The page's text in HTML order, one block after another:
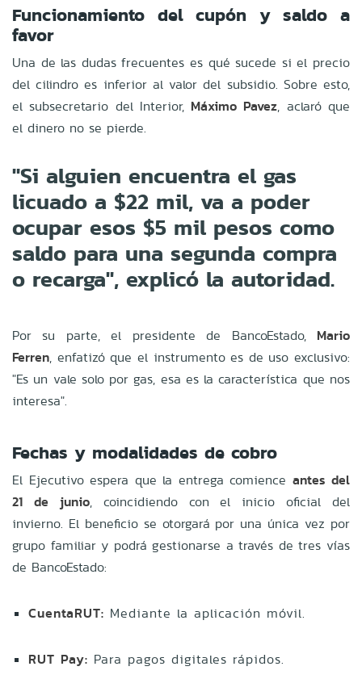
Funcionamiento del cupón y saldo a
favor
Una de las dudas frecuentes es qué sucede si el precio
del cilindro es inferior al valor del subsidio. Sobre esto,
el subsecretario del Interior, Máximo Pavez, aclaró que
el dinero no se pierde.
"Si alguien encuentra el gas
licuado a $22 mil, va a poder
ocupar esos $5 mil pesos como
saldo para una segunda compra
o recarga", explicó la autoridad.
Por su parte, el presidente de BancoEstado, Mario
Ferren, enfatizó que el instrumento es de uso exclusivo:
"Es un vale solo por gas, esa es la característica que nos
interesa".
Fechas y modalidades de cobro
El Ejecutivo espera que la entrega comience antes del
21 de junio, coincidiendo con el inicio oficial del
invierno. El beneficio se otorgará por una única vez por
grupo familiar y podrá gestionarse a través de tres vías
de BancoEstado:
CuentaRUT: Mediante la aplicación móvil.
RUT Pay: Para pagos digitales rápidos.